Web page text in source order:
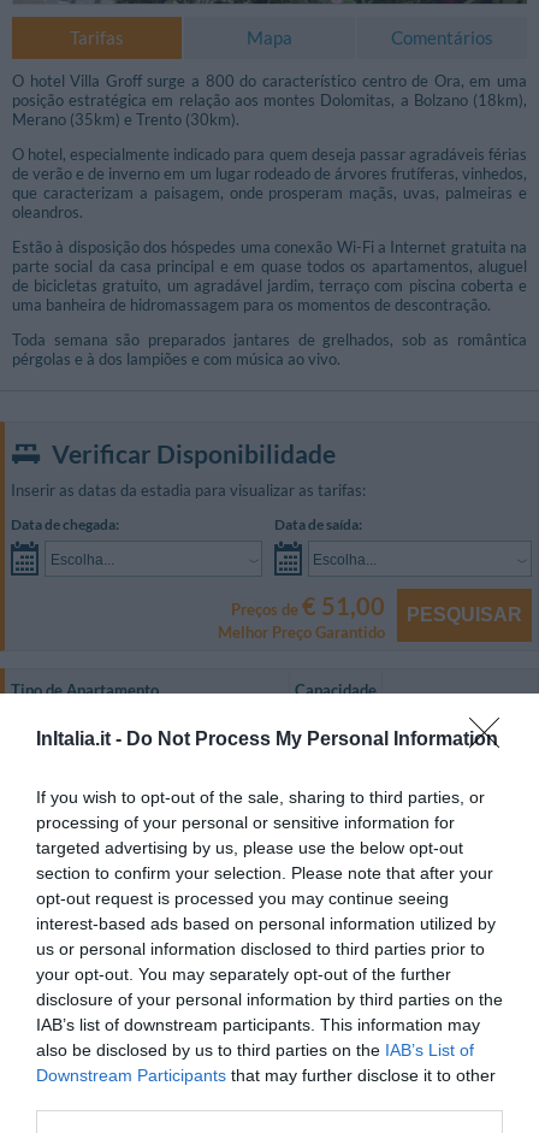
InItalia.it - Do Not Process My Personal Information
If you wish to opt-out of the sale, sharing to third parties, or
processing of your personal or sensitive information for
targeted advertising by us, please use the below opt-out
section to confirm your selection. Please note that after your
opt-out request is processed you may continue seeing
interest-based ads based on personal information utilized by
us or personal information disclosed to third parties prior to
your opt-out. You may separately opt-out of the further
disclosure of your personal information by third parties on the
IAB’s list of downstream participants. This information may
also be disclosed by us to third parties on the IAB’s List of
Downstream Participants that may further disclose it to other
Tarifas Mapa Comentários
O hotel Villa Groff surge a 800 do característico centro de Ora, em uma
posição estratégica em relação aos montes Dolomitas, a Bolzano (18km),
Merano (35km) e Trento (30km).
O hotel, especialmente indicado para quem deseja passar agradáveis férias
de verão e de inverno em um lugar rodeado de árvores frutíferas, vinhedos,
que caracterizam a paisagem, onde prosperam maçãs, uvas, palmeiras e
oleandros.
Estão à disposição dos hóspedes uma conexão Wi-Fi a Internet gratuita na
parte social da casa principal e em quase todos os apartamentos, aluguel
de bicicletas gratuito, um agradável jardim, terraço com piscina coberta e
uma banheira de hidromassagem para os momentos de descontração.
Toda semana são preparados jantares de grelhados, sob as romântica
pérgolas e à dos lampiões e com música ao vivo.
Verificar Disponibilidade
Inserir as datas da estadia para visualizar as tarifas:
Data de chegada:
Escolha...
Data de saída:
Escolha...
Preços de€ 51,00
Melhor Preço Garantido
PESQUISAR
Tipo de Apartamento Capacidade
Individual 1 MOSTRAR TARIFAS
De Casal 2 MOSTRAR TARIFAS
De Casal Superior 2 MOSTRAR TARIFAS
Tripla Superior 3 MOSTRAR TARIFAS
O hotel dispõe de 25 apartamentos duplos, no corpo principal e cinco no
flat ao lado. Todos os apartamentos são constituídos de ambientes muito
espaçosos para favorecer o repouso, além disso, têm varanda, cofre,
telefone com despertador, TV em cores 22-28 polegadas com canais via
satélite e banheiro privativo com ducha e secador de cabelo.
Disponibilidade de conexão Wi-Fi a Internet gratuita nos apartamentos
situados no edifício principal.
Apartamentos disponíveis: Individual, Duplo, De Casal, De Casal Superior,